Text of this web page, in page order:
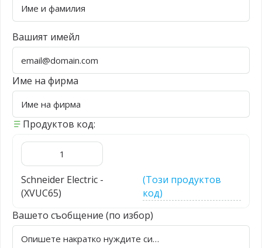
Вашият имейл
Име на фирма
Продуктов код:
Schneider Electric -
(XVUC65)
(Този продуктов
код)
Вашето съобщение (по избор)